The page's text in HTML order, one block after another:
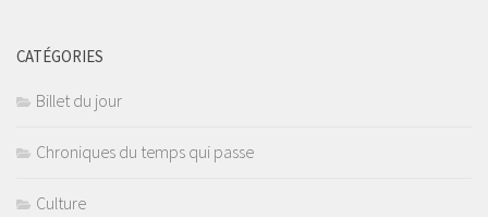
CATÉGORIES
Billet du jour
Chroniques du temps qui passe
Culture